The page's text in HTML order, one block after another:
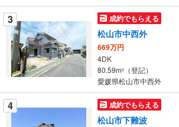
に
保
存
す
る
3 成約でもらえる
松山市中西外
669万円
4DK
80.59m2
（登記）
愛媛県松山市中西外
4 成約でもらえる
松山市下難波